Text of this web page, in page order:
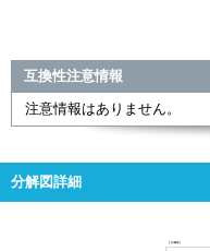
互換性注意情報
注意情報はありません。
分解図詳細